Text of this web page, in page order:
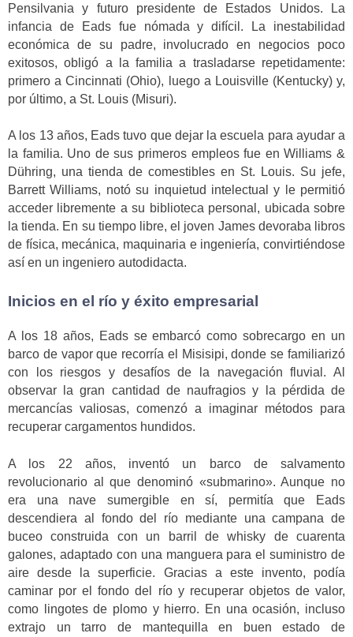
Pensilvania y futuro presidente de Estados Unidos. La
infancia de Eads fue nómada y difícil. La inestabilidad
económica de su padre, involucrado en negocios poco
exitosos, obligó a la familia a trasladarse repetidamente:
primero a Cincinnati (Ohio), luego a Louisville (Kentucky) y,
por último, a St. Louis (Misuri).
A los 13 años, Eads tuvo que dejar la escuela para ayudar a
la familia. Uno de sus primeros empleos fue en Williams &
Dühring, una tienda de comestibles en St. Louis. Su jefe,
Barrett Williams, notó su inquietud intelectual y le permitió
acceder libremente a su biblioteca personal, ubicada sobre
la tienda. En su tiempo libre, el joven James devoraba libros
de física, mecánica, maquinaria e ingeniería, convirtiéndose
así en un ingeniero autodidacta.
Inicios en el río y éxito empresarial
A los 18 años, Eads se embarcó como sobrecargo en un
barco de vapor que recorría el Misisipi, donde se familiarizó
con los riesgos y desafíos de la navegación fluvial. Al
observar la gran cantidad de naufragios y la pérdida de
mercancías valiosas, comenzó a imaginar métodos para
recuperar cargamentos hundidos.
A los 22 años, inventó un barco de salvamento
revolucionario al que denominó «submarino». Aunque no
era una nave sumergible en sí, permitía que Eads
descendiera al fondo del río mediante una campana de
buceo construida con un barril de whisky de cuarenta
galones, adaptado con una manguera para el suministro de
aire desde la superficie. Gracias a este invento, podía
caminar por el fondo del río y recuperar objetos de valor,
como lingotes de plomo y hierro. En una ocasión, incluso
extrajo un tarro de mantequilla en buen estado de